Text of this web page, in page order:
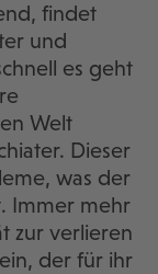
findet
und
es geht
Welt
Dieser
was der
Immer mehr
zur verlieren
der für ihr